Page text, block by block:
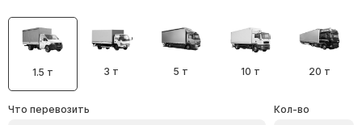
1.5 т 3 т 5 т 10 т 20 т
Что перевозить Кол-во